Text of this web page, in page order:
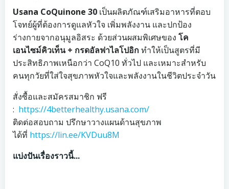
Usana CoQuinone 30 เป็นผลิตภัณฑ์เสริมอาหารที่ตอบ
โจทย์ผู้ที่ต้องการดูแลหัวใจ เพิ่มพลังงาน และปกป้อง
ร่างกายจากอนุมูลอิสระ ด้วยส่วนผสมพิเศษของ โค
เอนไซม์คิวเท็น + กรดอัลฟาไลโปอิก ทำให้เป็นสูตรที่มี
ประสิทธิภาพเหนือกว่า CoQ10 ทั่วไป และเหมาะสำหรับ
คนทุกวัยที่ใส่ใจสุขภาพหัวใจและพลังงานในชีวิตประจำวัน
สั่งซื้อและสมัครสมาชิก ฟรี
: https://4betterhealthy.usana.com/
ติดต่อสอบถาม ปรึกษาวางแผนด้านสุขภาพ
ได้ที่ https://lin.ee/KVDuu8M
แบ่งปันเรื่องราวนี้...